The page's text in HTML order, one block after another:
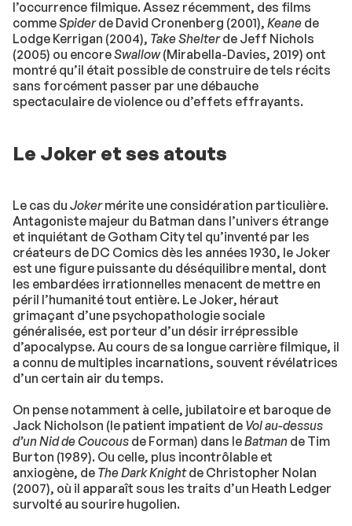
l’occurrence filmique. Assez récemment, des films
commeSpiderde David Cronenberg (2001), Keane de
Lodge Kerrigan (2004), Take Shelterde Jeff Nichols
(2005) ou encoreSwallow(Mirabella-Davies, 2019) ont
montré qu’il était possible de construire de tels récits
sans forcément passer par une débauche
spectaculaire de violence ou d’effets effrayants.
Le Joker et ses atouts
Le cas du Jokermérite une considération particulière.
Antagoniste majeur du Batman dans l’univers étrange
et inquiétant de Gotham City tel qu’inventé par les
créateurs de DC Comics dès les années 1930, le Joker
est une figure puissante du déséquilibre mental, dont
les embardées irrationnelles menacent de mettre en
péril l’humanité tout entière. Le Joker, héraut
grimaçant d’une psychopathologie sociale
généralisée, est porteur d’un désir irrépressible
d’apocalypse. Au cours de sa longue carrière filmique, il
a connu de multiples incarnations, souvent révélatrices
d’un certain air du temps.
On pense notamment à celle, jubilatoire et baroque de
Jack Nicholson (le patient impatient de Vol au-dessus
d’un Nid de Coucous de Forman) dans leBatman de Tim
Burton (1989). Ou celle, plus incontrôlable et
anxiogène, de The Dark Knightde Christopher Nolan
(2007), où il apparaît sous les traits d’un Heath Ledger
survolté au sourire hugolien.